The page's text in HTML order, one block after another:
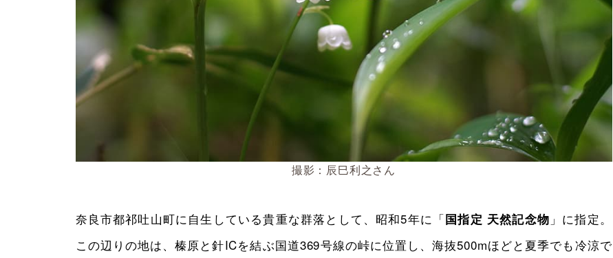
撮影：辰巳利之さん
奈良市都祁吐山町に自生している貴重な群落として、昭和5年に「国指定 天然記念物 」に指定。
この辺りの地は、榛原と針ICを結ぶ国道369号線の峠に位置し、海抜500mほどと夏季でも冷涼で